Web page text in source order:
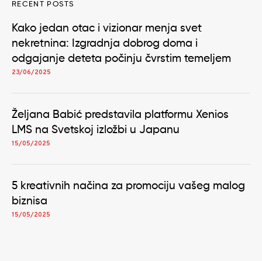
RECENT POSTS
Kako jedan otac i vizionar menja svet
nekretnina: Izgradnja dobrog doma i
odgajanje deteta počinju čvrstim temeljem
23/06/2025
Željana Babić predstavila platformu Xenios
LMS na Svetskoj izložbi u Japanu
15/05/2025
5 kreativnih načina za promociju vašeg malog
biznisa
15/05/2025